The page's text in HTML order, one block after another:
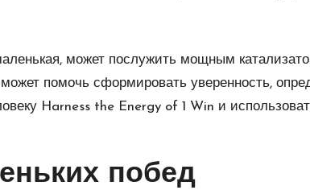
может послужить мощным
помочь сформировать уверенность,
Harness the Energy of 1 Win и
побед